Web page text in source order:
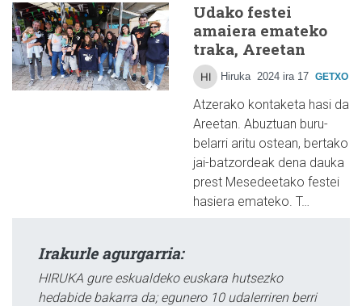
Udako festei
amaiera emateko
traka, Areetan
Hiruka 2024 ira 17 GETXO
Atzerako kontaketa hasi da
Areetan. Abuztuan buru-
belarri aritu ostean, bertako
jai-batzordeak dena dauka
prest Mesedeetako festei
hasiera emateko. T…
Irakurle agurgarria:
HIRUKA gure eskualdeko euskara hutsezko
hedabide bakarra da; egunero 10 udalerriren berri